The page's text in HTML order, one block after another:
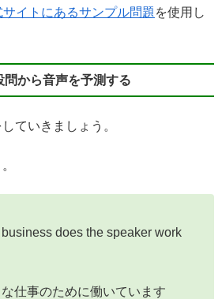
イトにあるサンプル問題 を使用し
から音声を予測する
ていきましょう。
does the speaker work
な仕事のために働いています